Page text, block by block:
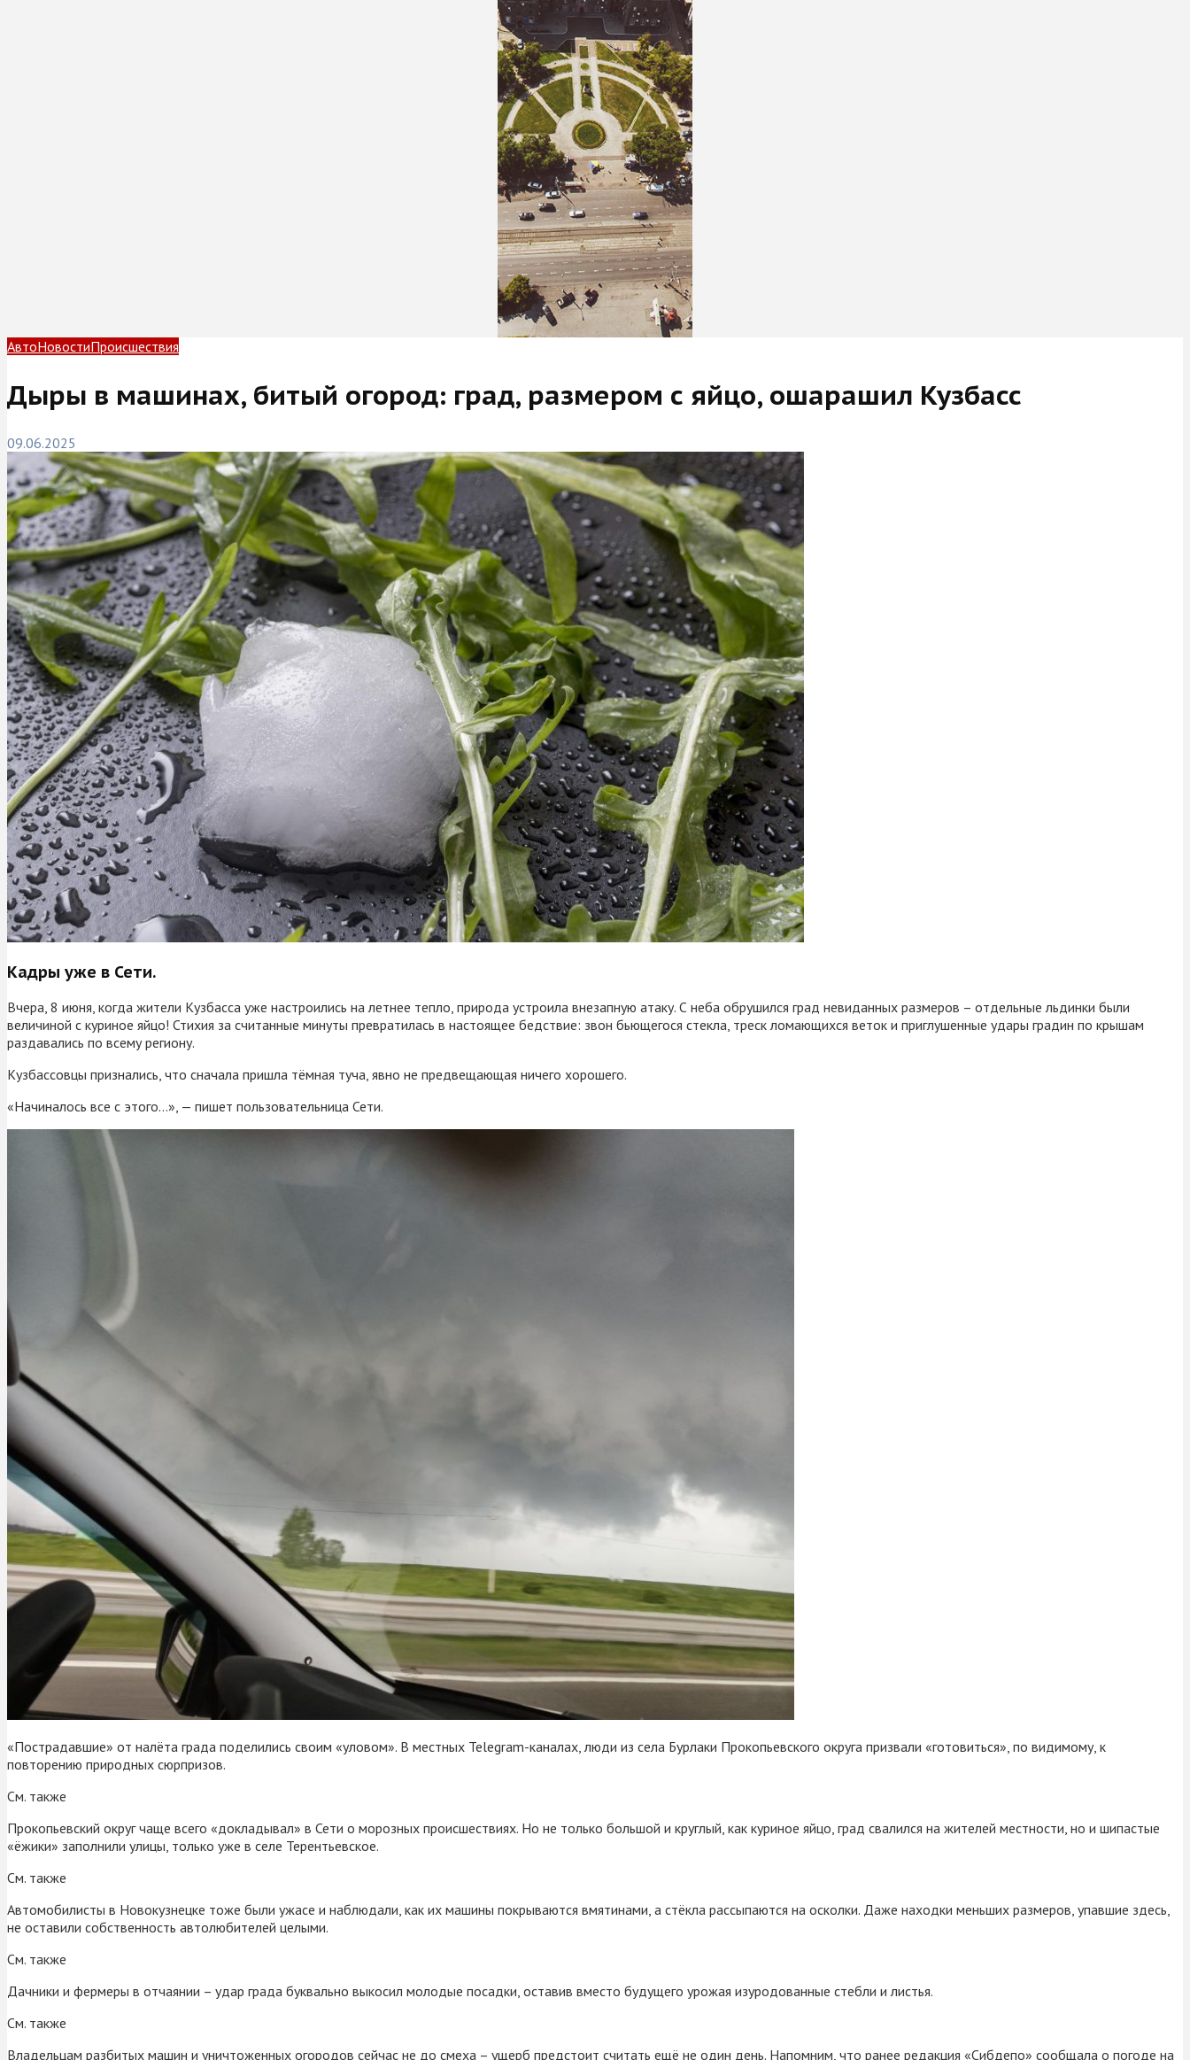
АвтоНовостиПроисшествия
Дыры в машинах, битый огород: град, размером с яйцо, ошарашил Кузбасс
09.06.2025
Кадры уже в Сети.
Вчера, 8 июня, когда жители Кузбасса уже настроились на летнее тепло, природа устроила внезапную атаку. С неба обрушился град невиданных размеров – отдельные льдинки были
величиной с куриное яйцо! Стихия за считанные минуты превратилась в настоящее бедствие: звон бьющегося стекла, треск ломающихся веток и приглушенные удары градин по крышам
раздавались по всему региону.
Кузбассовцы признались, что сначала пришла тёмная туча, явно не предвещающая ничего хорошего.
«Начиналось все с этого…», — пишет пользовательница Сети.
«Пострадавшие» от налёта града поделились своим «уловом». В местных Telegram-каналах, люди из села Бурлаки Прокопьевского округа призвали «готовиться», по видимому, к
повторению природных сюрпризов.
См. также
Прокопьевский округ чаще всего «докладывал» в Сети о морозных происшествиях. Но не только большой и круглый, как куриное яйцо, град свалился на жителей местности, но и шипастые
«ёжики» заполнили улицы, только уже в селе Терентьевское.
См. также
Автомобилисты в Новокузнецке тоже были ужасе и наблюдали, как их машины покрываются вмятинами, а стёкла рассыпаются на осколки. Даже находки меньших размеров, упавшие здесь,
не оставили собственность автолюбителей целыми.
См. также
Дачники и фермеры в отчаянии – удар града буквально выкосил молодые посадки, оставив вместо будущего урожая изуродованные стебли и листья.
См. также
Владельцам разбитых машин и уничтоженных огородов сейчас не до смеха – ущерб предстоит считать ещё не один день. Напомним, что ранее редакция «Сибдепо» сообщала о погоде на